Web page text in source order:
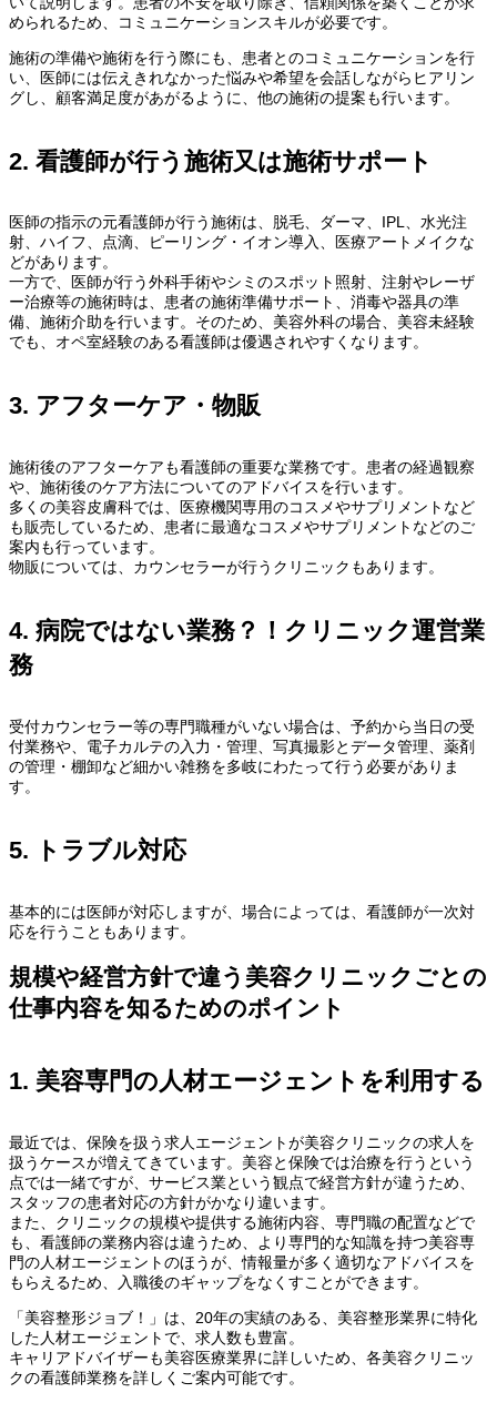
められるため、コミュニケーションスキルが必要です。
施術の準備や施術を行う際にも、患者とのコミュニケーションを行
い、医師には伝えきれなかった悩みや希望を会話しながらヒアリン
グし、顧客満足度があがるように、他の施術の提案も行います。
2. 看護師が行う施術又は施術サポート
医師の指示の元看護師が行う施術は、脱毛、ダーマ、IPL、水光注
射、ハイフ、点滴、ピーリング・イオン導入、医療アートメイクな
どがあります。
一方で、医師が行う外科手術やシミのスポット照射、注射やレーザ
ー治療等の施術時は、患者の施術準備サポート、消毒や器具の準
備、施術介助を行います。そのため、美容外科の場合、美容未経験
でも、オペ室経験のある看護師は優遇されやすくなります。
3. アフターケア・物販
施術後のアフターケアも看護師の重要な業務です。患者の経過観察
や、施術後のケア方法についてのアドバイスを行います。
多くの美容皮膚科では、医療機関専用のコスメやサプリメントなど
も販売しているため、患者に最適なコスメやサプリメントなどのご
案内も行っています。
物販については、カウンセラーが行うクリニックもあります。
4. 病院ではない業務？！クリニック運営業
務
受付カウンセラー等の専門職種がいない場合は、予約から当日の受
付業務や、電子カルテの入力・管理、写真撮影とデータ管理、薬剤
の管理・棚卸など細かい雑務を多岐にわたって行う必要がありま
す。
5. トラブル対応
基本的には医師が対応しますが、場合によっては、看護師が一次対
応を行うこともあります。
規模や経営方針で違う美容クリニックごとの
仕事内容を知るためのポイント
1. 美容専門の人材エージェントを利用する
最近では、保険を扱う求人エージェントが美容クリニックの求人を
扱うケースが増えてきています。美容と保険では治療を行うという
点では一緒ですが、サービス業という観点で経営方針が違うため、
スタッフの患者対応の方針がかなり違います。
また、クリニックの規模や提供する施術内容、専門職の配置などで
も、看護師の業務内容は違うため、より専門的な知識を持つ美容専
門の人材エージェントのほうが、情報量が多く適切なアドバイスを
もらえるため、入職後のギャップをなくすことができます。
「美容整形ジョブ！」は、20年の実績のある、美容整形業界に特化
した人材エージェントで、求人数も豊富。
キャリアドバイザーも美容医療業界に詳しいため、各美容クリニッ
クの看護師業務を詳しくご案内可能です。